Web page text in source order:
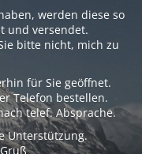
werden diese so
und versendet.
bitte nicht, mich zu
für Sie geöffnet.
Telefon bestellen.
telef. Absprache.
Unterstützung.